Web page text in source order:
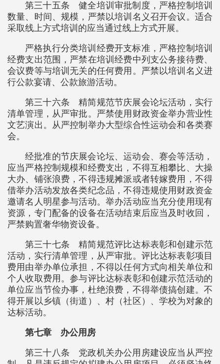
第三十五条 健全培训审批制度，严格控制培训
数量、时间、规模，严禁以培训名义召开会议。适合
采取线上方式培训的应当通过线上方式开展。
严格执行分类培训经费开支标准，严格控制培训
经费支出范围，严禁在培训经费中列支公务接待费、
会议费等与培训无关的任何费用。严禁以培训名义进
行公款宴请、公款旅游活动。
第三十六条 精简规范节庆展会论坛活动，实行
清单管理，从严审批。严禁使用财政资金举办营业性
文艺演出。从严控制举办大型综合性运动会和各类赛
会。
经批准的节庆展会论坛、运动会、赛会等活动，
应当严格控制规模和经费支出，不得互相攀比、大操
大办、铺张浪费，不得违规摊派或者转嫁费用，不得
借举办活动发放各类纪念品，不得违规使用财政资金
邀请名人明星参与活动。举办活动应当充分使用现有
资源，专门配备的设备在活动结束后应当及时收回，
严禁购置奢华物资设备。
第三十七条 精简规范评比达标表彰和创建示范
活动，实行清单管理，从严审批。评比达标表彰项目
费用由举办单位承担，不得以任何方式向相关单位和
个人收取费用。参与评比达标表彰和创建示范活动的
单位应当节俭办事，杜绝浪费，不得举债搞创建。不
得开展以乡镇（街道）、村（社区）、学校为对象的
达标活动。
第七章 办公用房
第三十八条 党政机关办公用房建设应当从严控